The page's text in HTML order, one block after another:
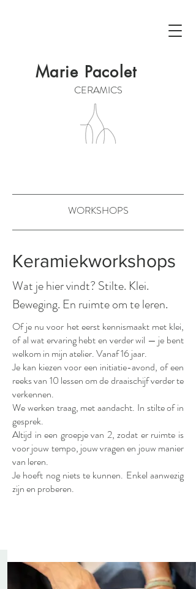
Marie Pacolet
CERAMICS
WORKSHOPS
Keramiekworkshops
Wat je hier vindt? Stilte. Klei.
Beweging. En ruimte om te leren.
Of je nu voor het eerst kennismaakt met klei,
of al wat ervaring hebt en verder wil — je bent
welkom in mijn atelier. Vanaf 16 jaar.
Je kan kiezen voor een initiatie-avond, of een
reeks van 10 lessen om de draaischijf verder te
verkennen.
We werken traag, met aandacht. In stilte of in
gesprek.
Altijd in een groepje van 2, zodat er ruimte is
voor jouw tempo, jouw vragen en jouw manier
van leren.
Je hoeft nog niets te kunnen. Enkel aanwezig
zijn en proberen.